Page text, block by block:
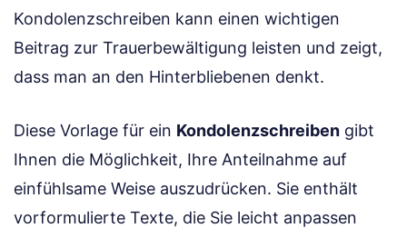
Kondolenzschreiben kann einen wichtigen
Beitrag zur Trauerbewältigung leisten und zeigt,
dass man an den Hinterbliebenen denkt.
Diese Vorlage für ein Kondolenzschreiben gibt
Ihnen die Möglichkeit, Ihre Anteilnahme auf
einfühlsame Weise auszudrücken. Sie enthält
vorformulierte Texte, die Sie leicht anpassen